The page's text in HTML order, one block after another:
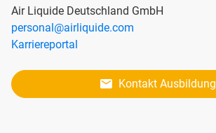
Air Liquide Deutschland GmbH
personal@airliquide.com
Karriereportal
Kontakt Ausbildung